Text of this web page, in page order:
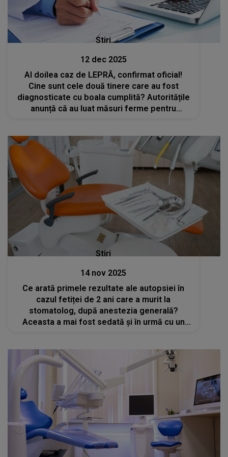
Stiri
12 dec 2025
Al doilea caz de LEPRĂ, confirmat oficial!
Cine sunt cele două tinere care au fost
diagnosticate cu boala cumplită? Autoritățile
anunță că au luat măsuri ferme pentru
Stiri
14 nov 2025
Ce arată primele rezultate ale autopsiei în
cazul fetiței de 2 ani care a murit la
stomatolog, după anestezia generală?
Aceasta a mai fost sedată și în urmă cu un